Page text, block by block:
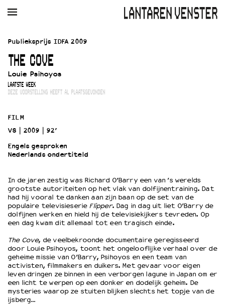
AGENDA FILM MUZIEK
Winkelmandje
Zoek
PLAN JE BEZOEK
Bereikbaarheid
Kaartverkoop
Schoolvoorstellingen
Filmprogramma’s Primair Onderwijs
Filmprogramma’s VO/MBO
Speciale educatieprogramma’s
OVER LANTARENVENSTER
Wat we doen
Werken bij
Wie is wie
Word vriend
Publieksprijs IDFA 2009
THE COVE
Louie Psihoyos
LAATSTE WEEK
DEZE VOORSTELLING HEEFT AL PLAATSGEVONDEN
FILM
VS
2009
92’
Engels gesproken
Nederlands ondertiteld
In de jaren zestig was Richard O’Barry een van ’s werelds
grootste autoriteiten op het vlak van dolfijnentraining. Dat
had hij vooral te danken aan zijn baan op de set van de
populaire televisieserie Flipper. Dag in dag uit liet O’Barry de
dolfijnen werken en hield hij de televisiekijkers tevreden. Op
een dag kwam dit allemaal tot een tragisch einde.
The Cove, de veelbekroonde documentaire geregisseerd
door Louie Psihoyos, toont het ongelooflijke verhaal over de
geheime missie van O’Barry, Psihoyos en een team van
activisten, filmmakers en duikers. Met gevaar voor eigen
leven dringen ze binnen in een verborgen lagune in Japan om er
een licht te werpen op een donker en dodelijk geheim. De
mysteries waarop ze stuiten blijken slechts het topje van de
ijsberg…